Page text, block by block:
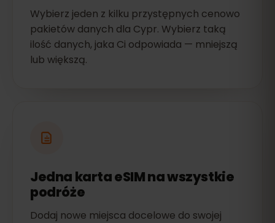
Wybierz jeden z kilku przystępnych cenowo
pakietów danych dla Cypr. Wybierz taką
ilość danych, jaka Ci odpowiada — mniejszą
lub większą.
Jedna karta eSIM na wszystkie
podróże
Dodaj nowe miejsca docelowe do swojej